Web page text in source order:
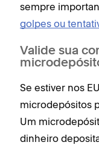
sempre
golpes ou
Valide sua
Se estiver nos
microdepósitos
Um
dinheiro